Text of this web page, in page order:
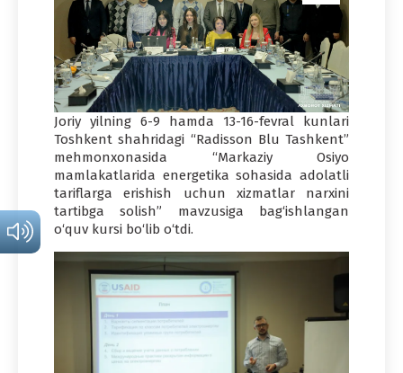
Joriy yilning 6-9 hamda 13-16-fevral kunlari
Toshkent shahridagi “Radisson Blu Tashkent”
mehmonxonasida “Markaziy Osiyo
mamlakatlarida energetika sohasida adolatli
tariflarga erishish uchun xizmatlar narxini
tartibga solish” mavzusiga bag‘ishlangan
o‘quv kursi bo‘lib o‘tdi.